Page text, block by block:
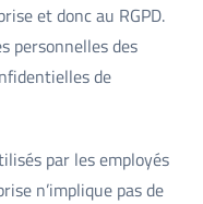
et donc au RGPD.
personnelles des
de
par les employés
n’implique pas de